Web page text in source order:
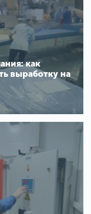
как
выработку на